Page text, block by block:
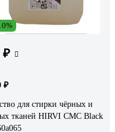
₽
₽
для стирки чёрных и
тканей HIRVI СМС Black